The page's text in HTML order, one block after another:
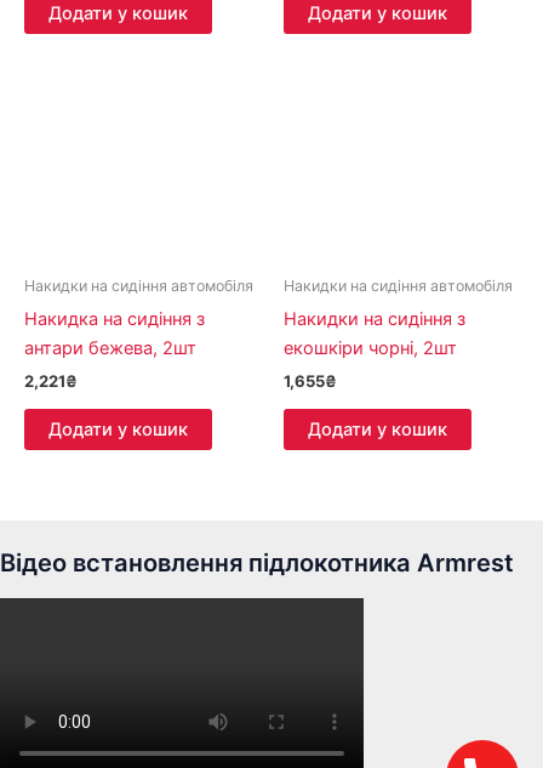
Додати у кошик Додати у кошик
Накидки на сидіння автомобіля
Накидка на сидіння з
антари бежева, 2шт
2,221₴
Додати у кошик
Накидки на сидіння автомобіля
Накидки на сидіння з
екошкіри чорні, 2шт
1,655₴
Додати у кошик
Відео встановлення підлокотника Armrest